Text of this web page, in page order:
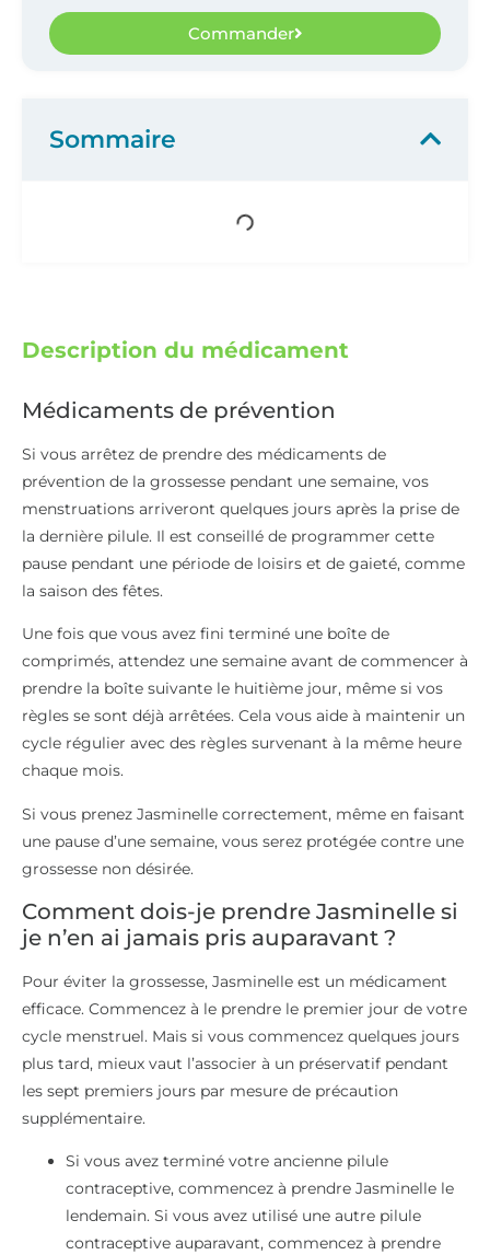
Commander
Description du médicament
Médicaments de prévention
Si vous arrêtez de prendre des médicaments de
prévention de la grossesse pendant une semaine, vos
menstruations arriveront quelques jours après la prise de
la dernière pilule. Il est conseillé de programmer cette
pause pendant une période de loisirs et de gaieté, comme
la saison des fêtes.
Une fois que vous avez fini terminé une boîte de
comprimés, attendez une semaine avant de commencer à
prendre la boîte suivante le huitième jour, même si vos
règles se sont déjà arrêtées. Cela vous aide à maintenir un
cycle régulier avec des règles survenant à la même heure
chaque mois.
Si vous prenez Jasminelle correctement, même en faisant
une pause d’une semaine, vous serez protégée contre une
grossesse non désirée.
Comment dois-je prendre Jasminelle si
je n’en ai jamais pris auparavant ?
Pour éviter la grossesse, Jasminelle est un médicament
efficace. Commencez à le prendre le premier jour de votre
cycle menstruel. Mais si vous commencez quelques jours
plus tard, mieux vaut l’associer à un préservatif pendant
les sept premiers jours par mesure de précaution
supplémentaire.
Si vous avez terminé votre ancienne pilule
contraceptive, commencez à prendre Jasminelle le
lendemain. Si vous avez utilisé une autre pilule
contraceptive auparavant, commencez à prendre
Sommaire